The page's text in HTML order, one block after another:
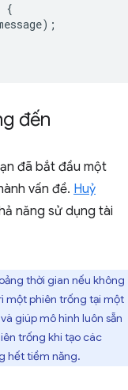
{
);
đến
đã bắt đầu một
vấn đề. Huỷ
năng sử dụng tài
thời gian nếu không
một phiên trống tại một
giúp mô hình luôn sẵn
trống khi tạo các
hết tiềm năng.